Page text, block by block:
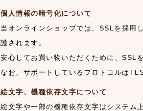
個人情報の暗号化について
当オンラインショップでは、SSLを採用
護されます。
安心してお買い物いただくために、SSL
なお、サポートしているプロトコルは
絵文字、機種依存文字について
絵文字や一部の機種依存文字はシステム